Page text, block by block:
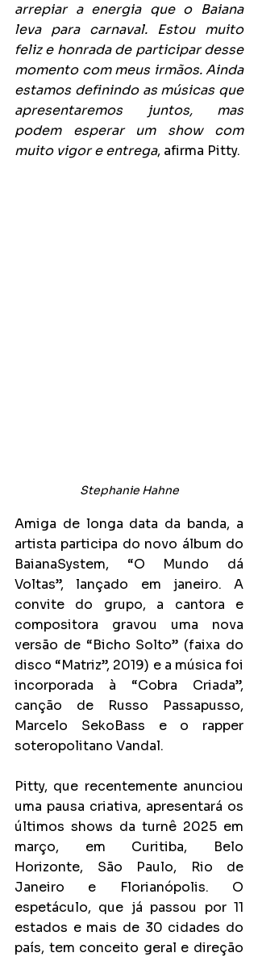
arrepiar a energia que o Baiana
leva para carnaval. Estou muito
feliz e honrada de participar desse
momento com meus irmãos. Ainda
estamos definindo as músicas que
apresentaremos juntos, mas
podem esperar um show com
muito vigor e entrega, afirma Pitty.
Stephanie Hahne
Amiga de longa data da banda, a
artista participa do novo álbum do
BaianaSystem, “O Mundo dá
Voltas”, lançado em janeiro. A
convite do grupo, a cantora e
compositora gravou uma nova
versão de “Bicho Solto” (faixa do
disco “Matriz”, 2019) e a música foi
incorporada à “Cobra Criada”,
canção de Russo Passapusso,
Marcelo SekoBass e o rapper
soteropolitano Vandal.
Pitty, que recentemente anunciou
uma pausa criativa, apresentará os
últimos shows da turnê 2025 em
março, em Curitiba, Belo
Horizonte, São Paulo, Rio de
Janeiro e Florianópolis. O
espetáculo, que já passou por 11
estados e mais de 30 cidades do
país, tem conceito geral e direção